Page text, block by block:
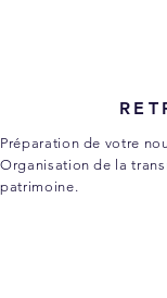
Préparation de votre
Organisation de la
patrimoine.